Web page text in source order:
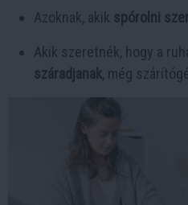
Azoknak, akik spórolni
Akik szeretnék, hogy a
száradjanak, még